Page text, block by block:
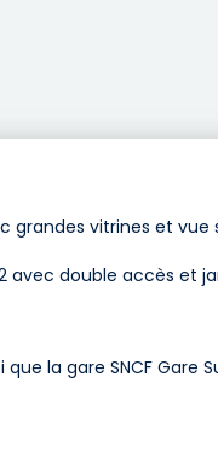
grandes vitrines et vue
avec double accès et
la gare SNCF Gare